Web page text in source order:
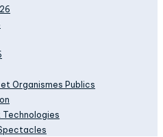
Organismes Publics
Technologies